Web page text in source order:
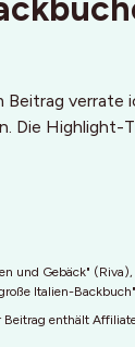
verrate
Die Highlight-
und Gebäck"
Italien-
Beitrag enthält